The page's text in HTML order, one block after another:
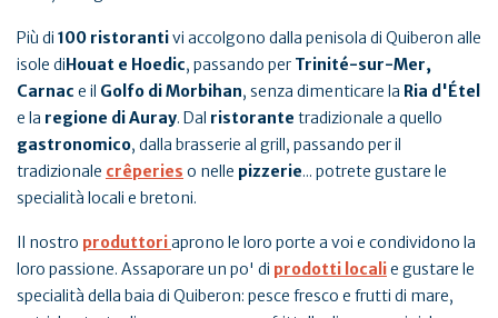
Più di 100 ristorantivi accolgono dalla penisola di Quiberon alle
isole diHouat e Hoedic, passando per Trinité-sur-Mer,
Carnac e il Golfo di Morbihan, senza dimenticare la Ria d'Étel
e la regione di Auray. Dal ristorante tradizionale a quello
gastronomico, dalla brasserie al grill, passando per il
tradizionale crêperies o nelle pizzerie... potrete gustare le
specialità locali e bretoni.
Il nostro produttoriaprono le loro porte a voi e condividono la
loro passione. Assaporare un po' di prodotti localie gustare le
specialità della baia di Quiberon: pesce fresco e frutti di mare,